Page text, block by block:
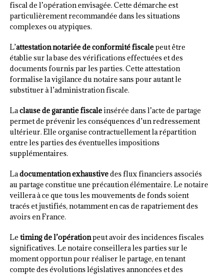
fiscal de l’opération envisagée. Cette démarche est
particulièrement recommandée dans les situations
complexes ou atypiques.
L’attestation notariée de conformité fiscalepeut être
établie sur la base des vérifications effectuées et des
documents fournis par les parties. Cette attestation
formalise la vigilance du notaire sans pour autant le
substituer à l’administration fiscale.
Laclause de garantie fiscaleinsérée dans l’acte de partage
permet de prévenir les conséquences d’un redressement
ultérieur. Elle organise contractuellement la répartition
entre les parties des éventuelles impositions
supplémentaires.
Ladocumentation exhaustivedes flux financiers associés
au partage constitue une précaution élémentaire. Le notaire
veillera à ce que tous les mouvements de fonds soient
tracés et justifiés, notamment en cas de rapatriement des
avoirs en France.
Le timing de l’opérationpeut avoir des incidences fiscales
significatives. Le notaire conseillera les parties sur le
moment opportun pour réaliser le partage, en tenant
compte des évolutions législatives annoncées et des